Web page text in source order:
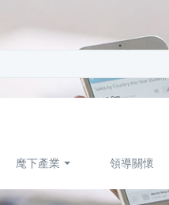
麾下產業 領導關懷